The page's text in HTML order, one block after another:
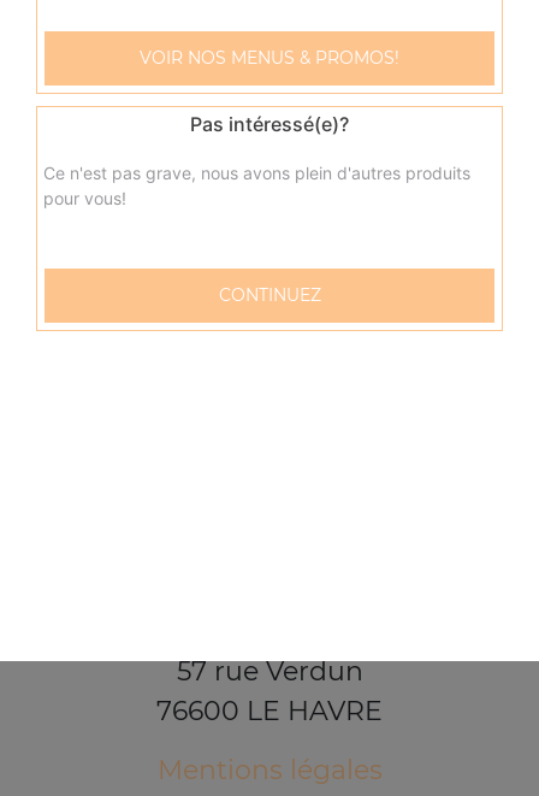
Kebab + frites + 1 boisson 33 cl
9.00€
Menu sandwich chicken tikka
57 rue Verdun
76600 LE HAVRE
Mentions légales
VOIR NOS MENUS & PROMOS!
Pas intéressé(e)?
Ce n'est pas grave, nous avons plein d'autres produits
pour vous!
CONTINUEZ